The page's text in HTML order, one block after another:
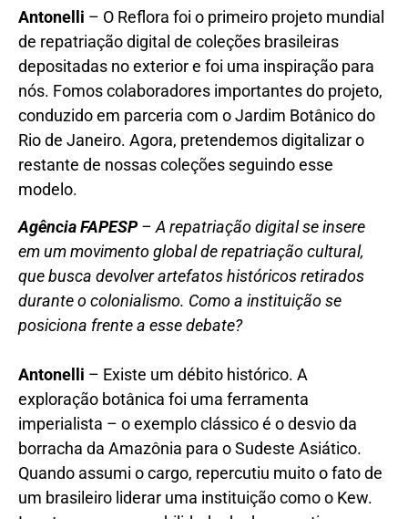
Antonelli – O Reflora foi o primeiro projeto mundial
de repatriação digital de coleções brasileiras
depositadas no exterior e foi uma inspiração para
nós. Fomos colaboradores importantes do projeto,
conduzido em parceria com o Jardim Botânico do
Rio de Janeiro. Agora, pretendemos digitalizar o
restante de nossas coleções seguindo esse
modelo.
Agência FAPESP– A repatriação digital se insere
em um movimento global de repatriação cultural,
que busca devolver artefatos históricos retirados
durante o colonialismo. Como a instituição se
posiciona frente a esse debate?
Antonelli – Existe um débito histórico. A
exploração botânica foi uma ferramenta
imperialista – o exemplo clássico é o desvio da
borracha da Amazônia para o Sudeste Asiático.
Quando assumi o cargo, repercutiu muito o fato de
um brasileiro liderar uma instituição como o Kew.